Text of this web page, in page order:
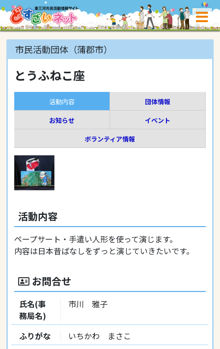
市民活動団体（蒲郡市）
とうふねこ座
活動内容
団体情報
お知らせ
イベント
ボランティア情報
活動内容
ペープサート・手遣い人形を使って演じます。
内容は日本昔ばなしをずっと演じていきたいです。
お問合せ
氏名(事
務局名)
市川 雅子
ふりがな
いちかわ まさこ